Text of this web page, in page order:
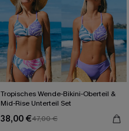
Tropisches Wende-Bikini-Oberteil &
Mid-Rise Unterteil Set
38,00 €47,00 €